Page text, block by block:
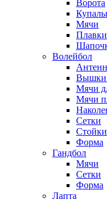
Ворота
Мячи
Плавки
Волейбол
Вышки
Мячи
Мячи
Сетки
Стойки
Форма
Гандбол
Мячи
Сетки
Форма
Лапта